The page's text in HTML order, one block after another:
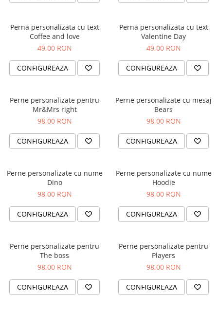
Semne de Carte
Trofee
Brelocuri din Inox
Brelocuri de Lemn
Cercei din lemn
Accesorii de Bucatarie
Tocatoare Personalizate
Suporturi de Pahare
Ustensile de bucatarie
Termosuri Personalizate
Desfacatoare si Tirbusoane
Shaker, Plosca
Cutii si Accesorii pentru Vin
Perna personalizata cu text
Coffee and love
49,00 RON
CONFIGUREAZA
Perna personalizata cu text
Valentine Day
49,00 RON
CONFIGUREAZA
Perne personalizate pentru
Mr&Mrs right
98,00 RON
CONFIGUREAZA
Perne personalizate cu mesaj
Bears
98,00 RON
CONFIGUREAZA
Perne personalizate cu nume
Dino
98,00 RON
CONFIGUREAZA
Perne personalizate cu nume
Hoodie
98,00 RON
CONFIGUREAZA
Perne personalizate pentru
The boss
98,00 RON
CONFIGUREAZA
Perne personalizate pentru
Players
98,00 RON
CONFIGUREAZA